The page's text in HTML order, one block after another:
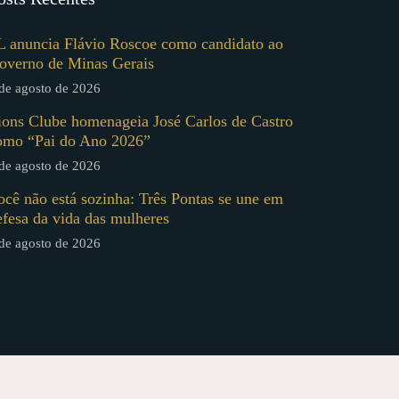
anuncia Flávio Roscoe como candidato ao
de Minas Gerais
agosto de 2026
Clube homenageia José Carlos de Castro
“Pai do Ano 2026”
agosto de 2026
não está sozinha: Três Pontas se une em
da vida das mulheres
agosto de 2026